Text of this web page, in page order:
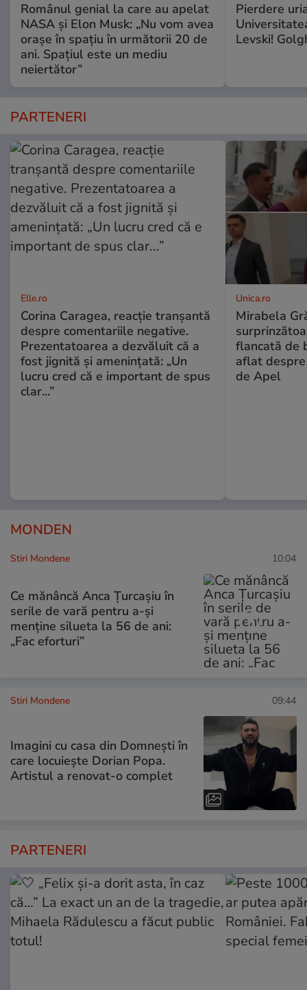
Românul genial la care au apelat
NASA și Elon Musk: „Nu vom avea
orașe în spațiu în următorii 20 de
ani. Spațiul este un mediu
neiertător”
Pierdere
Levski!
PARTENERI
Elle.ro
Corina Caragea, reacție tranșantă
despre comentariile negative.
Prezentatoarea a dezvăluit că a
fost jignită și amenințată: „Un
lucru cred că e important de spus
clar...”
Unica.ro
Mirabela
flancată de
aflat
de Apel
MONDEN
Stiri Mondene 10:04
Ce mănâncă Anca Țurcașiu în
serile de vară pentru a-și
menține silueta la 56 de ani:
„Fac eforturi”
Stiri Mondene 09:44
Imagini cu casa din Domnești în
care locuiește Dorian Popa.
Artistul a renovat-o complet
PARTENERI